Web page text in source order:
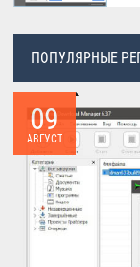
ПОПУЛЯРНЫЕ
09
АВГУСТ